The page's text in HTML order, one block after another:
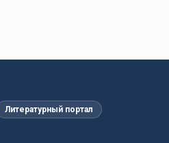
Литературный портал